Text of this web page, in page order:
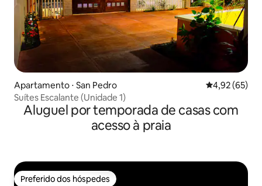
Apartamento ⋅ San Pedro 4,92 de uma
4,92 (65)
Suítes Escalante (Unidade 1)
Aluguel por temporada de casas com
acesso à praia
Preferido dos hóspedes